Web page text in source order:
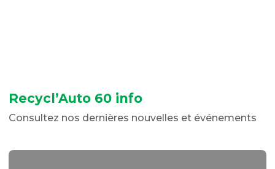
Recycl’Auto 60 info
Consultez nos dernières nouvelles et événements